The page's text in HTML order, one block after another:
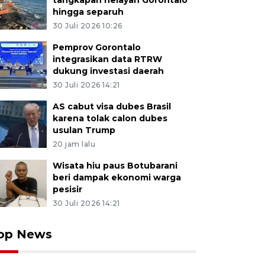
hingga separuh
30 Juli 2026 10:26
Pemprov Gorontalo
integrasikan data RTRW
dukung investasi daerah
30 Juli 2026 14:21
AS cabut visa dubes Brasil
karena tolak calon dubes
usulan Trump
20 jam lalu
Wisata hiu paus Botubarani
beri dampak ekonomi warga
pesisir
30 Juli 2026 14:21
News